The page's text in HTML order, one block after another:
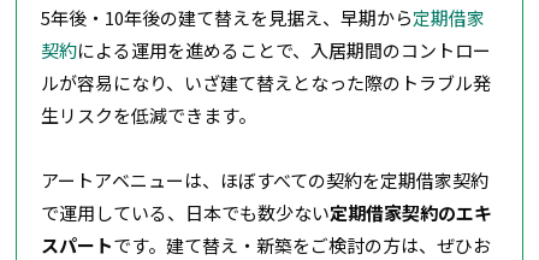
5年後・10年後の建て替えを見据え、早期から定期借家
契約による運用を進めることで、入居期間のコントロー
ルが容易になり、いざ建て替えとなった際のトラブル発
生リスクを低減できます。
アートアベニューは、ほぼすべての契約を定期借家契約
で運用している、日本でも数少ない定期借家契約のエキ
スパートです。建て替え・新築をご検討の方は、ぜひお